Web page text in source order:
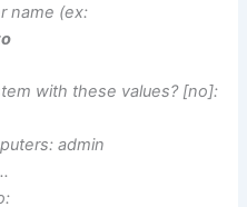
name (ex:
with these values? [no]:
admin
: